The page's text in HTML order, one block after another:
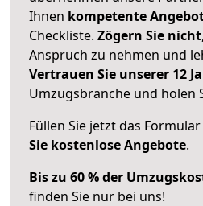
Ihnen kompetente
Checkliste. Zögern Sie nicht
Anspruch zu nehmen und
Vertrauen Sie unserer 12
Umzugsbranche und holen
Füllen Sie jetzt das
Sie kostenlose Angebote.
Bis zu 60 % der
finden Sie nur bei uns!